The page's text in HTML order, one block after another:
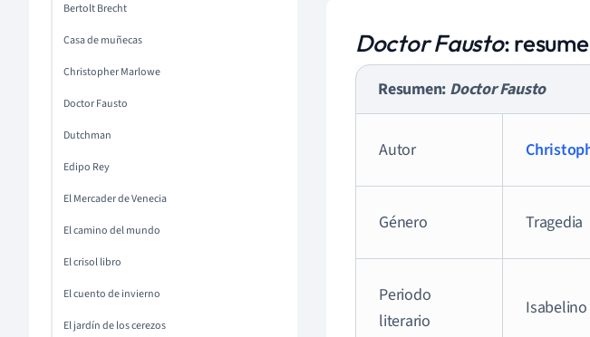
Bertolt Brecht
Casa de muñecas
Christopher Marlowe
Doctor Fausto
Dutchman
Edipo Rey
El Mercader de Venecia
El camino del mundo
El crisol libro
El cuento de invierno
El jardín de los cerezos
Doctor Fausto:
Resumen: Doctor Fausto
Autor
Género Tragedia
Periodo
literario
Isabelino